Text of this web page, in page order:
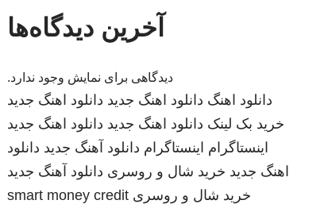
آخرین دیدگاه‌ها
دیدگاهی برای نمایش وجود ندارد.
دانلود اهنگ دانلود اهنگ جدید دانلود اهنگ جدید
خرید بک لینک دانلود اهنگ جدید دانلود اهنگ جدید
اینستاگرام اینستاگرام دانلود آهنگ جدید دانلود
اهنگ جدید خرید شال و روسری دانلود آهنگ جدید
خرید شال و روسری smart money credit